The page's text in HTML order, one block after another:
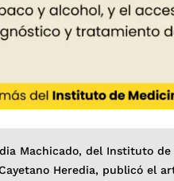
Machicado, del Instituto
Heredia, publicó el